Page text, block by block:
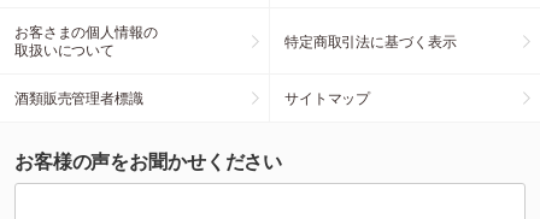
お客さまの個人情報の
取扱いについて
特定商取引法に基づく表示
酒類販売管理者標識 サイトマップ
お客様の声をお聞かせください